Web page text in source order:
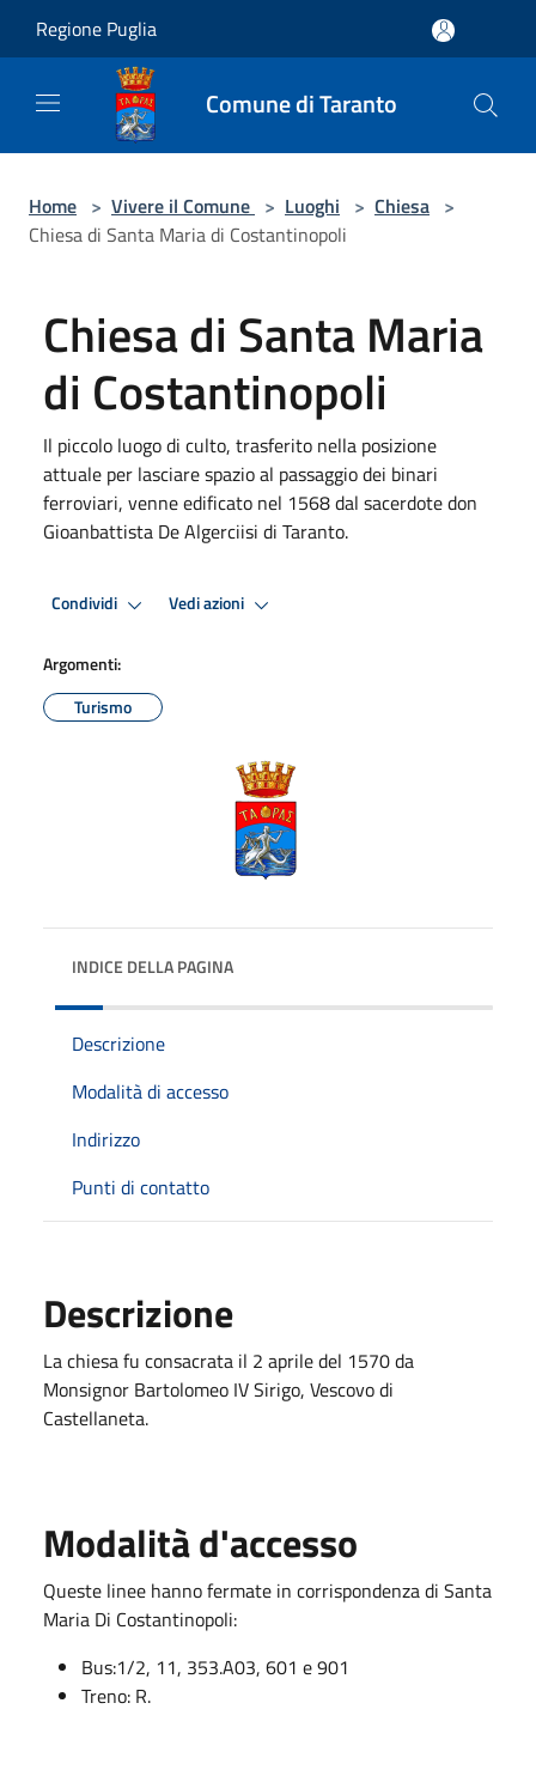
Regione Puglia
Comune di Taranto
Home > Vivere il Comune > Luoghi > Chiesa >
Chiesa di Santa Maria di Costantinopoli
Chiesa di Santa Maria
di Costantinopoli
Il piccolo luogo di culto, trasferito nella posizione
attuale per lasciare spazio al passaggio dei binari
ferroviari, venne edificato nel 1568 dal sacerdote don
Gioanbattista De Algerciisi di Taranto.
Condividi Vedi azioni
Argomenti:
Turismo
INDICE DELLA PAGINA
Descrizione
Modalità di accesso
Indirizzo
Punti di contatto
Descrizione
La chiesa fu consacrata il 2 aprile del 1570 da
Monsignor Bartolomeo IV Sirigo, Vescovo di
Castellaneta.
Modalità d'accesso
Queste linee hanno fermate in corrispondenza di Santa
Maria Di Costantinopoli:
Bus:1/2, 11, 353.A03, 601 e 901
Treno: R.